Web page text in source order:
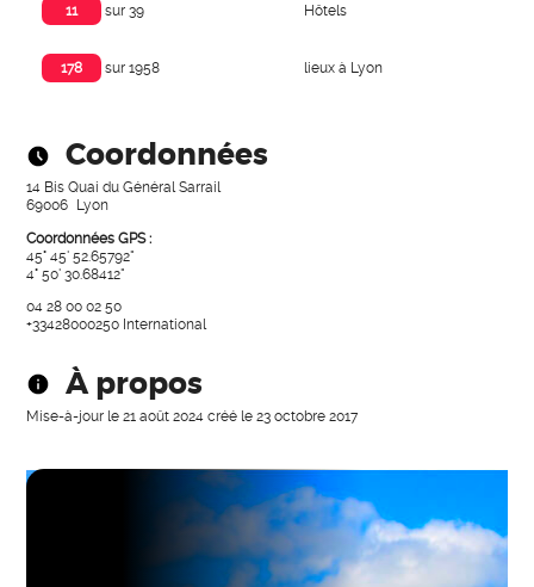
11 sur 39 Hôtels
178 sur 1958 lieux à Lyon
Coordonnées
14 Bis Quai du Général Sarrail
69006 Lyon
Coordonnées GPS :
45° 45' 52.65792"
4° 50' 30.68412"
04 28 00 02 50
+33428000250 International
À propos
Mise-à-jour le21 août 2024 créé le23 octobre 2017